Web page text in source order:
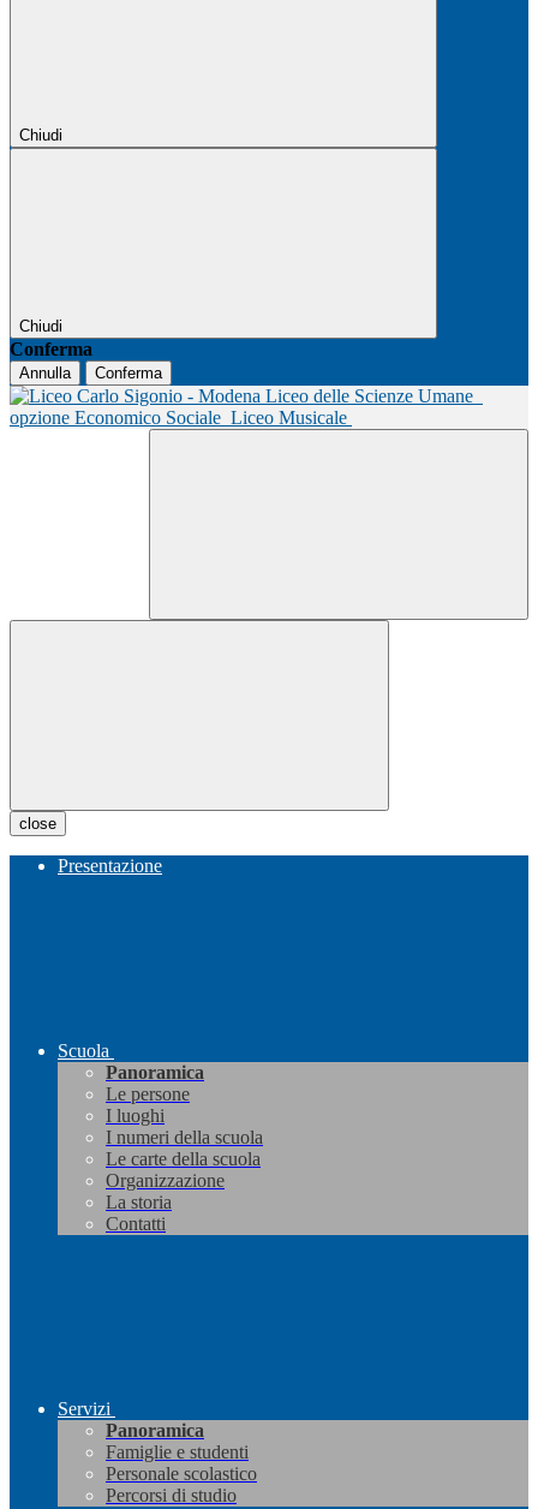
Chiudi
Chiudi
Conferma
Annulla Conferma
Liceo delle Scienze Umane
opzione Economico Sociale Liceo Musicale
close
Presentazione
Scuola
Panoramica
Le persone
I luoghi
I numeri della scuola
Le carte della scuola
Organizzazione
La storia
Contatti
Servizi
Panoramica
Famiglie e studenti
Personale scolastico
Percorsi di studio